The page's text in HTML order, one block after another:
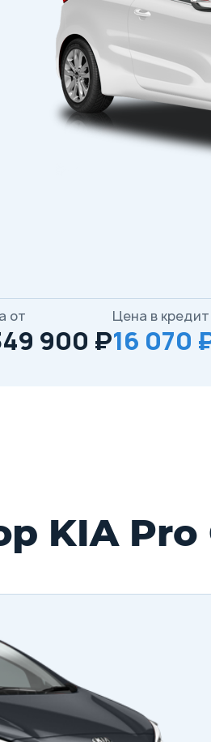
от
900 ₽
Цена в кредит
16 070
KIA Pro